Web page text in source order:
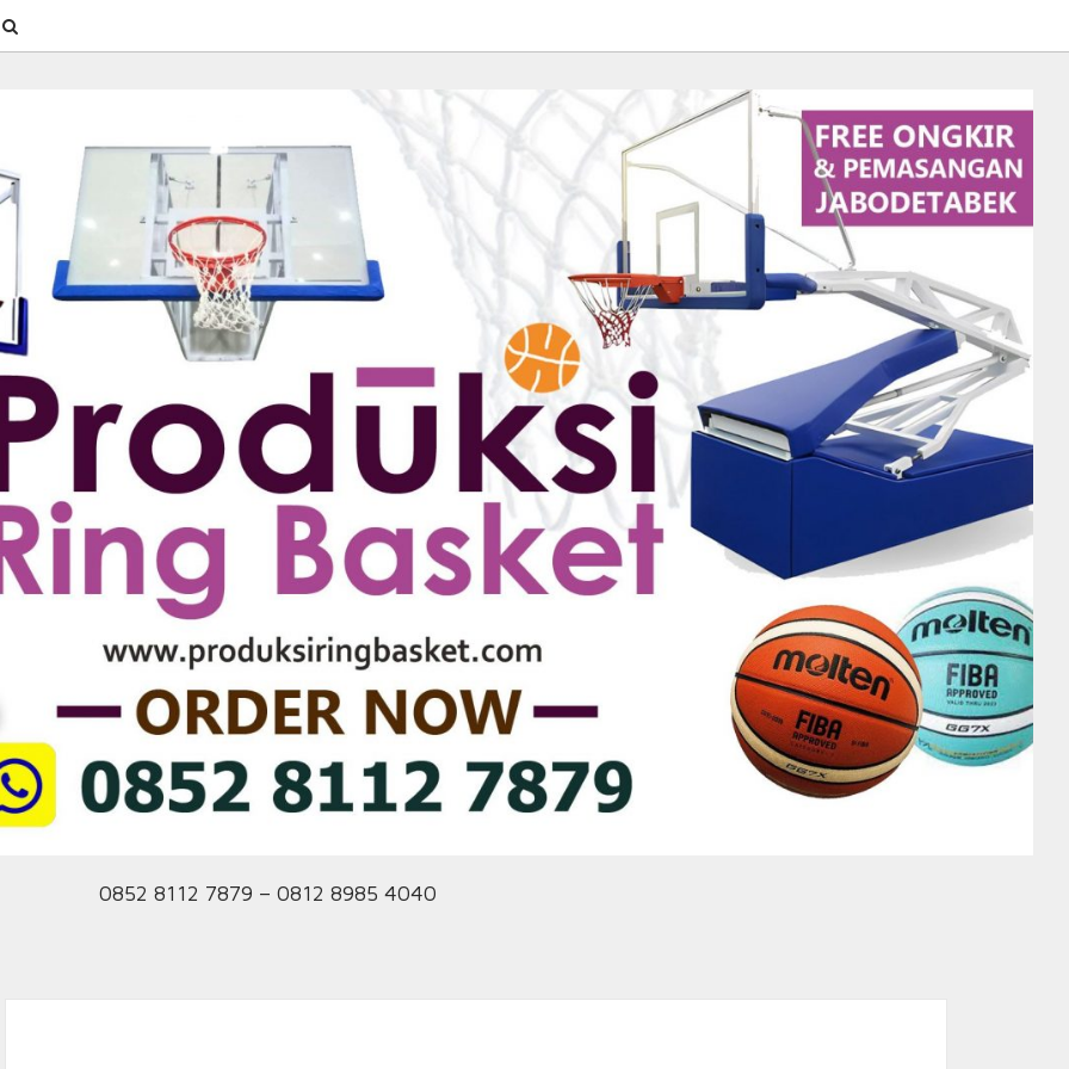
0852 8112 7879 – 0812 8985 4040